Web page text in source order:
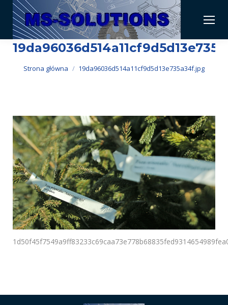
Jesteś tutaj:
Strona główna 19da96036d514a11cf9d5d13e735a34f.jpg